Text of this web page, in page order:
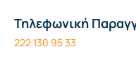
Τηλεφωνική
222 130 95 33